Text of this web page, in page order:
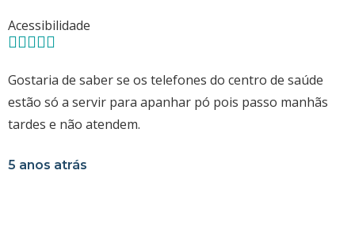
Acessibilidade
Gostaria de saber se os telefones do centro de saúde
estão só a servir para apanhar pó pois passo manhãs
tardes e não atendem.
5 anos atrás